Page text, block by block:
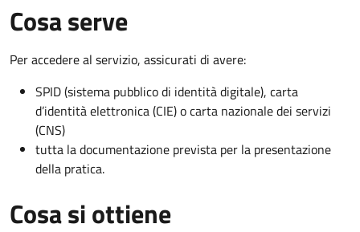
Cosa serve
Per accedere al servizio, assicurati di avere:
SPID (sistema pubblico di identità digitale), carta
d’identità elettronica (CIE) o carta nazionale dei servizi
(CNS)
tutta la documentazione prevista per la presentazione
della pratica.
Cosa si ottiene